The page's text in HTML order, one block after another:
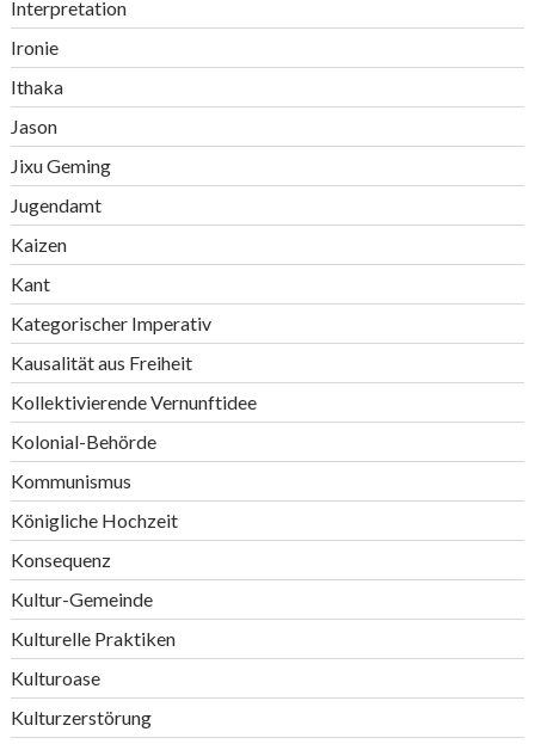
Interpretation
Ironie
Ithaka
Jason
Jixu Geming
Jugendamt
Kaizen
Kant
Kategorischer Imperativ
Kausalität aus Freiheit
Kollektivierende Vernunftidee
Kolonial-Behörde
Kommunismus
Königliche Hochzeit
Konsequenz
Kultur-Gemeinde
Kulturelle Praktiken
Kulturoase
Kulturzerstörung